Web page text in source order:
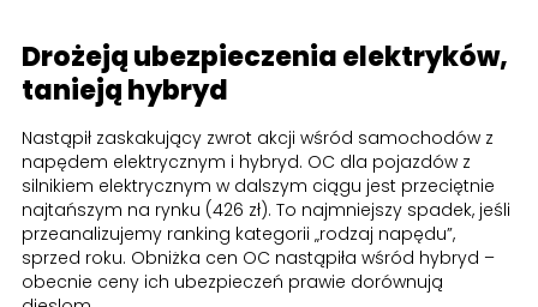
Drożeją ubezpieczenia elektryków,
tanieją hybryd
Nastąpił zaskakujący zwrot akcji wśród samochodów z
napędem elektrycznym i hybryd. OC dla pojazdów z
silnikiem elektrycznym w dalszym ciągu jest przeciętnie
najtańszym na rynku (426 zł). To najmniejszy spadek, jeśli
przeanalizujemy ranking kategorii „rodzaj napędu”,
sprzed roku. Obniżka cen OC nastąpiła wśród hybryd –
obecnie ceny ich ubezpieczeń prawie dorównują